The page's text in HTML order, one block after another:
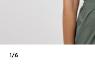
1/6